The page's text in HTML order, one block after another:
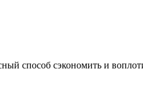
способ сэкономить и